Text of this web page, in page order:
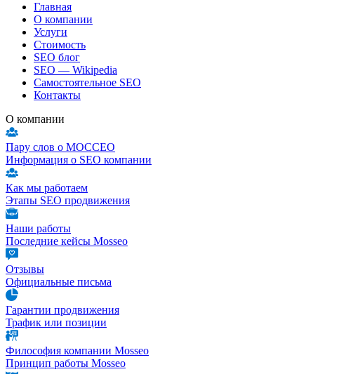
Главная
О компании
Услуги
Стоимость
SEO блог
SEO — Wikipedia
Самостоятельное SEO
Контакты
О компании
Пару слов о МОССЕО
Информация о SEO компании
Как мы работаем
Этапы SEO продвижения
Наши работы
Последние кейсы Mosseo
Отзывы
Официальные письма
Гарантии продвижения
Трафик или позиции
Философия компании Mosseo
Принцип работы Mosseo